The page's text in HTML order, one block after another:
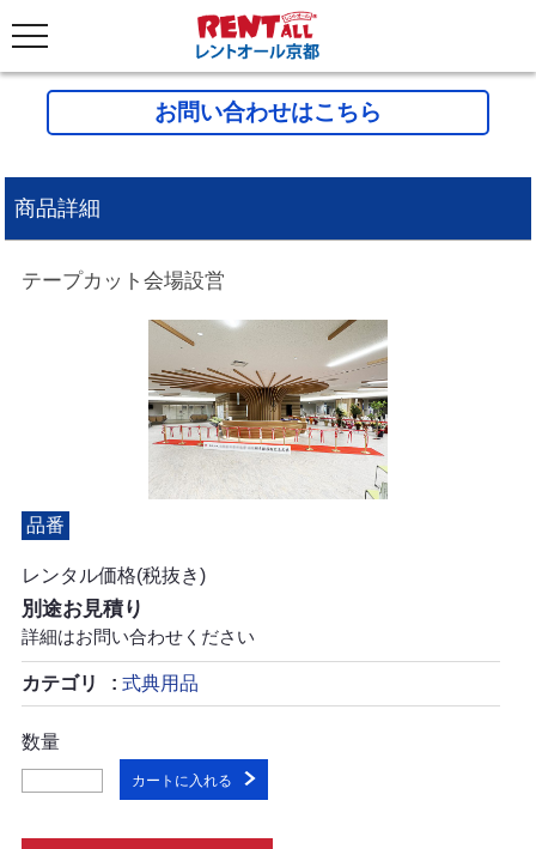
お問い合わせはこちら
商品詳細
テープカット会場設営
品番
レンタル価格(税抜き)
別途お見積り
詳細はお問い合わせください
カテゴリ 式典用品
数量
カートに入れる